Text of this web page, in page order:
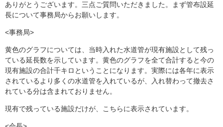
ありがとうございます。三点ご質問いただきました。まず管布設延
長について事務局からお願いします。
<事務局>
黄色のグラフについては、当時入れた水道管が現有施設として残っ
ている延長数を示しています。黄色のグラフを全て合計すると今の
現有施設の合計千キロということになります。実際には各年に表示
されているより多くの水道管を入れているが、入れ替わって撤去さ
れている分は含まれておりません。
現有で残っている施設だけが、こちらに表示されています。